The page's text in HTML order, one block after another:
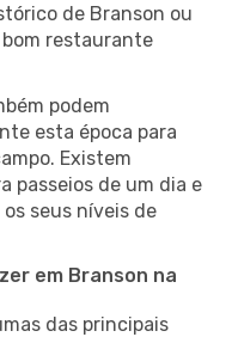
de Branson ou
restaurante
podem
esta época para
Existem
passeios de um dia e
seus níveis de
em Branson na
das principais